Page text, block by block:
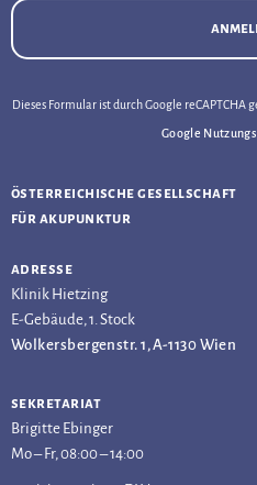
Dieses Formular ist durch Google reCAPTCHA
Google
österreichische gesellschaft
für akupunktur
adresse
Klinik Hietzing
E-Gebäude, 1. Stock
Wolkersbergenstr. 1, A-1130 Wien
sekretariat
Brigitte Ebinger
Mo – Fr, 08:00 – 14:00